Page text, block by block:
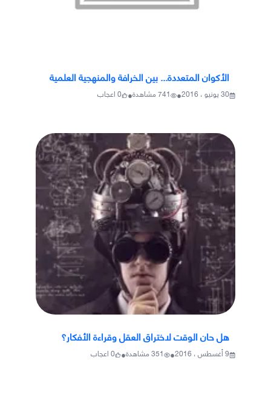
الأكوان المتعددة... بين الخرافة والمنهجية العلمية
30 يونيو ، 2016 •
741مشاهدة•
0اعجاب
هل حان الوقت لاختراق العقل وقراءة الأفكار؟
9 أغسطس ، 2016 •
351مشاهدة•
0اعجاب